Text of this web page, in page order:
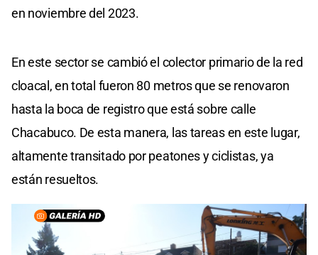
en noviembre del 2023.
En este sector se cambió el colector primario de la red
cloacal, en total fueron 80 metros que se renovaron
hasta la boca de registro que está sobre calle
Chacabuco. De esta manera, las tareas en este lugar,
altamente transitado por peatones y ciclistas, ya
están resueltos.